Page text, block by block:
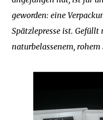
geworden: eine
Spätzlepresse ist. Gefüllt
naturbelassenem, rohem